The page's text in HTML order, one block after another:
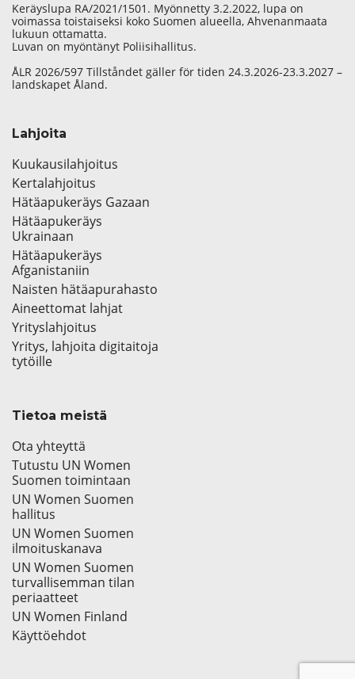
Keräyslupa RA/2021/1501. Myönnetty 3.2.2022, lupa on
voimassa toistaiseksi koko Suomen alueella, Ahvenanmaata
lukuun ottamatta.
Luvan on myöntänyt Poliisihallitus.
ÅLR 2026/597 Tillståndet gäller för tiden 24.3.2026-23.3.2027 –
landskapet Åland.
Lahjoita
Kuukausilahjoitus
Kertalahjoitus
Hätäapukeräys Gazaan
Hätäapukeräys
Ukrainaan
Hätäapukeräys
Afganistaniin
Naisten hätäapurahasto
Aineettomat lahjat
Yrityslahjoitus
Yritys, lahjoita digitaitoja
tytöille
Tietoa meistä
Ota yhteyttä
Tutustu UN Women
Suomen toimintaan
UN Women Suomen
hallitus
UN Women Suomen
ilmoituskanava
UN Women Suomen
turvallisemman tilan
periaatteet
UN Women Finland
Käyttöehdot